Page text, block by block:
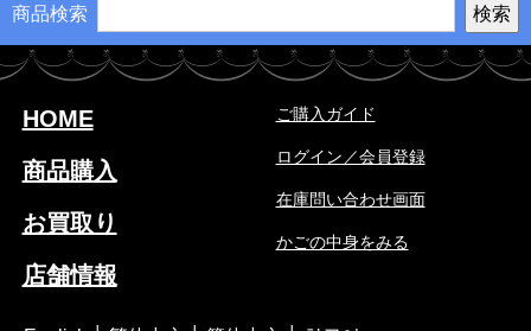
商品検索
HOME
商品購入
お買取り
店舗情報
ご購入ガイド
ログイン／会員登録
在庫問い合わせ画面
かごの中身をみる